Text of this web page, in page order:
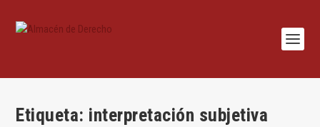
Etiqueta: interpretación subjetiva